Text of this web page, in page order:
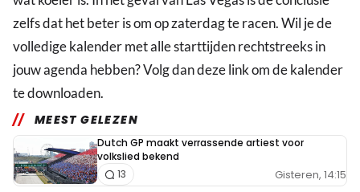
zelfs dat het beter is om op zaterdag te racen. Wil je de
volledige kalender met alle starttijden rechtstreeks in
jouw agenda hebben? Volg dan deze link om de kalender
te downloaden.
MEEST GELEZEN
Dutch GP maakt verrassende artiest voor
volkslied bekend
Gisteren, 14:15
13